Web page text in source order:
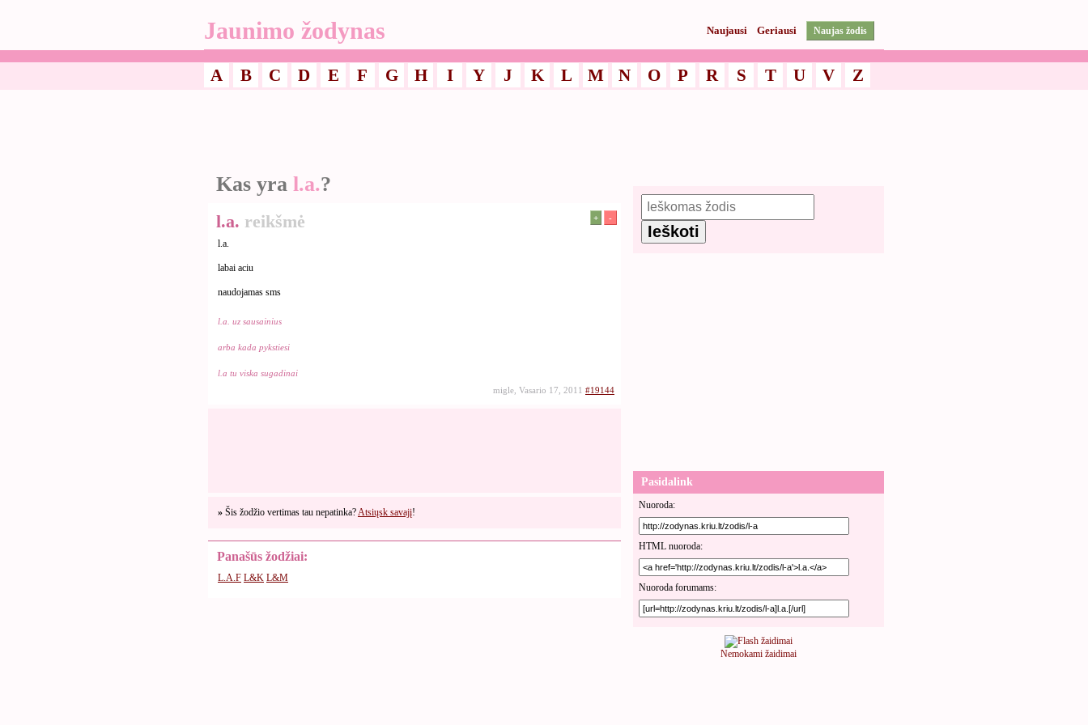
Jaunimo žodynas Naujausi Geriausi Naujas žodis
A B C D E F G H I Y J K L M N O P R S T U V Z
Kas yra l.a.?
l.a. reikšmė + -
l.a.
labai aciu
naudojamas sms
l.a. uz sausainius
arba kada pykstiesi
l.a tu viska sugadinai
migle, Vasario 17, 2011 #19144
» Šis žodžio vertimas tau nepatinka?Atsiųsk savajį!
Panašūs žodžiai:
L.A.F L&K L&M
Pasidalink
Nuoroda:
HTML nuoroda:
Nuoroda forumams:
Nemokami žaidimai